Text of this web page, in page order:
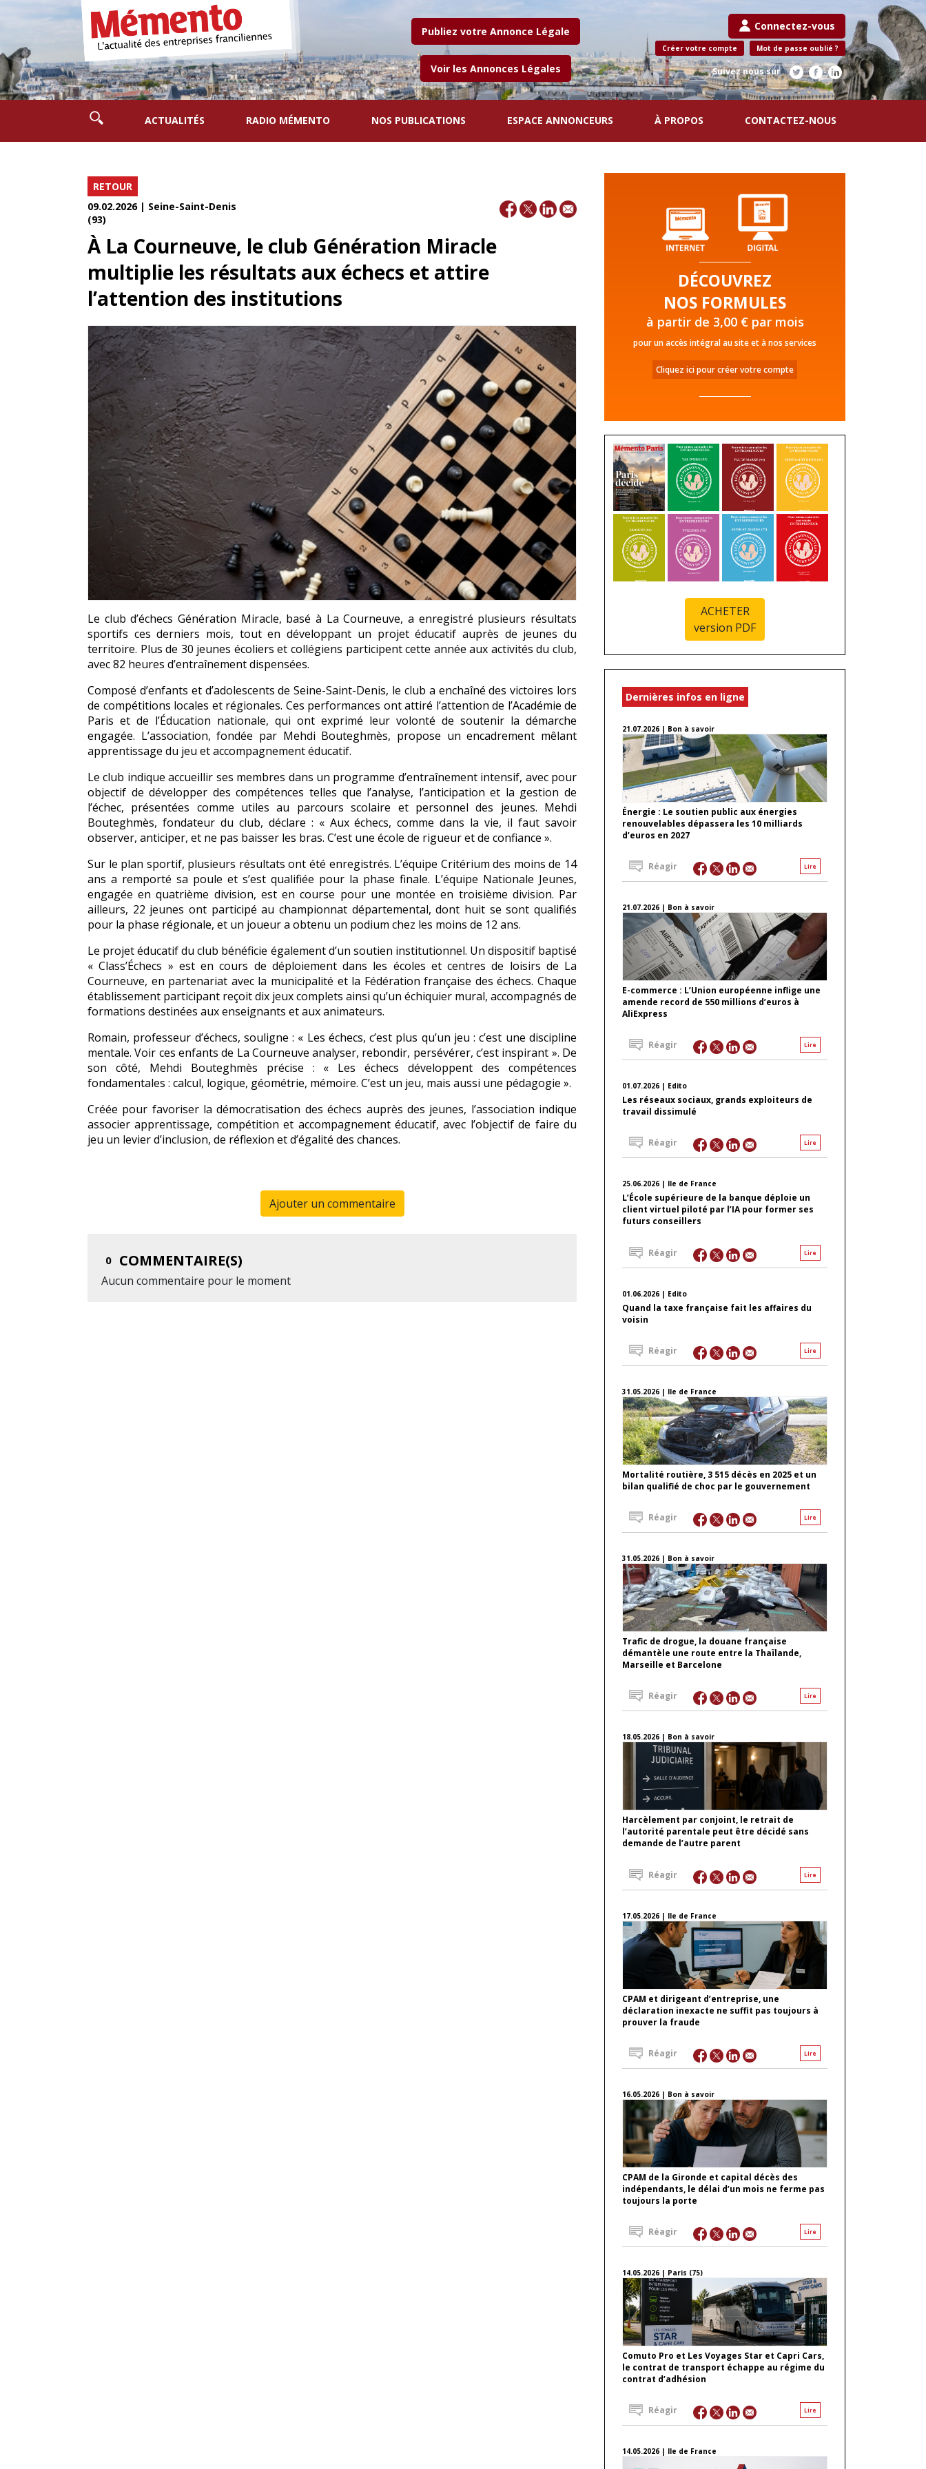
Publiez votre Annonce Légale
Voir les Annonces Légales
Connectez-vous
Créer votre compte Mot de passe oublié ?
Suivez nous sur
ACTUALITÉS RADIO MÉMENTO NOS PUBLICATIONS ESPACE ANNONCEURS À PROPOS CONTACTEZ-NOUS
RETOUR
09.02.2026 | Seine-Saint-Denis
(93)
À La Courneuve, le club Génération Miracle
multiplie les résultats aux échecs et attire
l’attention des institutions
Le club d’échecs Génération Miracle, basé à La Courneuve, a enregistré plusieurs résultats
sportifs ces derniers mois, tout en développant un projet éducatif auprès de jeunes du
territoire. Plus de 30 jeunes écoliers et collégiens participent cette année aux activités du club,
avec 82 heures d’entraînement dispensées.
Composé d’enfants et d’adolescents de Seine-Saint-Denis, le club a enchaîné des victoires lors
de compétitions locales et régionales. Ces performances ont attiré l’attention de l’Académie de
Paris et de l’Éducation nationale, qui ont exprimé leur volonté de soutenir la démarche
engagée. L’association, fondée par Mehdi Bouteghmès, propose un encadrement mêlant
apprentissage du jeu et accompagnement éducatif.
Le club indique accueillir ses membres dans un programme d’entraînement intensif, avec pour
objectif de développer des compétences telles que l’analyse, l’anticipation et la gestion de
l’échec, présentées comme utiles au parcours scolaire et personnel des jeunes. Mehdi
Bouteghmès, fondateur du club, déclare : « Aux échecs, comme dans la vie, il faut savoir
observer, anticiper, et ne pas baisser les bras. C’est une école de rigueur et de confiance ».
Sur le plan sportif, plusieurs résultats ont été enregistrés. L’équipe Critérium des moins de 14
ans a remporté sa poule et s’est qualifiée pour la phase finale. L’équipe Nationale Jeunes,
engagée en quatrième division, est en course pour une montée en troisième division. Par
ailleurs, 22 jeunes ont participé au championnat départemental, dont huit se sont qualifiés
pour la phase régionale, et un joueur a obtenu un podium chez les moins de 12 ans.
Le projet éducatif du club bénéficie également d’un soutien institutionnel. Un dispositif baptisé
« Class’Échecs » est en cours de déploiement dans les écoles et centres de loisirs de La
Courneuve, en partenariat avec la municipalité et la Fédération française des échecs. Chaque
établissement participant reçoit dix jeux complets ainsi qu’un échiquier mural, accompagnés de
formations destinées aux enseignants et aux animateurs.
Romain, professeur d’échecs, souligne : « Les échecs, c’est plus qu’un jeu : c’est une discipline
mentale. Voir ces enfants de La Courneuve analyser, rebondir, persévérer, c’est inspirant ». De
son côté, Mehdi Bouteghmès précise : « Les échecs développent des compétences
fondamentales : calcul, logique, géométrie, mémoire. C’est un jeu, mais aussi une pédagogie ».
Créée pour favoriser la démocratisation des échecs auprès des jeunes, l’association indique
associer apprentissage, compétition et accompagnement éducatif, avec l’objectif de faire du
jeu un levier d’inclusion, de réflexion et d’égalité des chances.
Ajouter un commentaire
0 COMMENTAIRE(S)
Aucun commentaire pour le moment
DÉCOUVREZ
NOS FORMULES
à partir de 3,00 € par mois
pour un accès intégral au site et à nos services
Cliquez ici pour créer votre compte
ACHETER
version PDF
Dernières infos en ligne
21.07.2026 | Bon à savoir
Énergie : Le soutien public aux énergies
renouvelables dépassera les 10 milliards
d’euros en 2027
Lire
Réagir
21.07.2026 | Bon à savoir
E-commerce : L’Union européenne inflige une
amende record de 550 millions d’euros à
AliExpress
Lire
Réagir
01.07.2026 | Edito
Les réseaux sociaux, grands exploiteurs de
travail dissimulé
Lire
Réagir
25.06.2026 | Ile de France
L’École supérieure de la banque déploie un
client virtuel piloté par l’IA pour former ses
futurs conseillers
Lire
Réagir
01.06.2026 | Edito
Quand la taxe française fait les affaires du
voisin
Lire
Réagir
31.05.2026 | Ile de France
Mortalité routière, 3 515 décès en 2025 et un
bilan qualifié de choc par le gouvernement
Lire
Réagir
31.05.2026 | Bon à savoir
Trafic de drogue, la douane française
démantèle une route entre la Thaïlande,
Marseille et Barcelone
Lire
Réagir
18.05.2026 | Bon à savoir
Harcèlement par conjoint, le retrait de
l’autorité parentale peut être décidé sans
demande de l’autre parent
Lire
Réagir
17.05.2026 | Ile de France
CPAM et dirigeant d’entreprise, une
déclaration inexacte ne suffit pas toujours à
prouver la fraude
Lire
Réagir
16.05.2026 | Bon à savoir
CPAM de la Gironde et capital décès des
indépendants, le délai d’un mois ne ferme pas
toujours la porte
Lire
Réagir
14.05.2026 | Paris (75)
Comuto Pro et Les Voyages Star et Capri Cars,
le contrat de transport échappe au régime du
contrat d’adhésion
Lire
Réagir
14.05.2026 | Ile de France